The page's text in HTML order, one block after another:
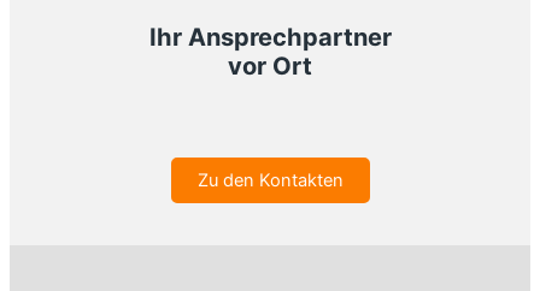
Ihr Ansprechpartner
vor Ort
Zu den Kontakten